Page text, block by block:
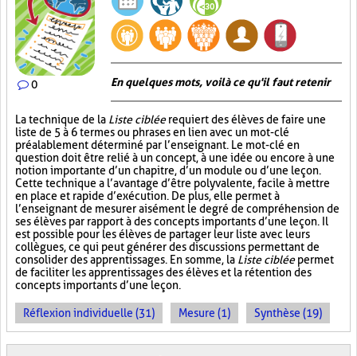
0 En quelques mots, voilà ce qu'il faut retenir
La technique de la Liste cibléerequiert des élèves de faire une
liste de 5 à 6 termes ou phrases en lien avec un mot-clé
préalablement déterminé par l’enseignant. Le mot-clé en
question doit être relié à un concept, à une idée ou encore à une
notion importante d’un chapitre, d’un module ou d’une leçon.
Cette technique a l’avantage d’être polyvalente, facile à mettre
en place et rapide d’exécution. De plus, elle permet à
l’enseignant de mesurer aisément le degré de compréhension de
ses élèves par rapport à des concepts importants d’une leçon. Il
est possible pour les élèves de partager leur liste avec leurs
collègues, ce qui peut générer des discussions permettant de
consolider des apprentissages. En somme, la Liste cibléepermet
de faciliter les apprentissages des élèves et la rétention des
concepts importants d’une leçon.
Réflexion individuelle (31) Mesure (1) Synthèse (19)